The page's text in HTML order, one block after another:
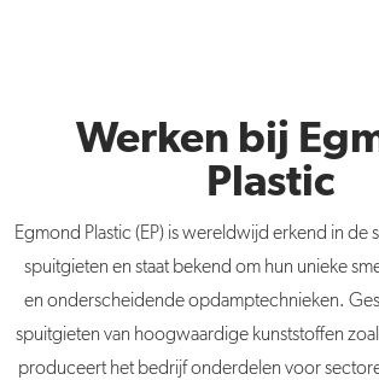
Werken bij
Plastic
Egmond Plastic (EP) is wereldwijd erkend in de
spuitgieten en staat bekend om hun unieke
en onderscheidende opdamptechnieken.
spuitgieten van hoogwaardige kunststoffen
produceert het bedrijf onderdelen voor